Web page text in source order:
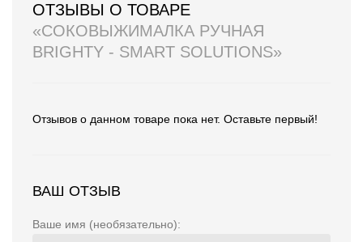
ОТЗЫВЫ О ТОВАРЕ
«СОКОВЫЖИМАЛКА РУЧНАЯ
BRIGHTY - SMART SOLUTIONS»
Отзывов о данном товаре пока нет. Оставьте первый!
ВАШ ОТЗЫВ
Ваше имя (необязательно):